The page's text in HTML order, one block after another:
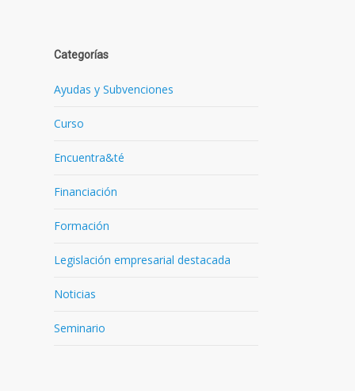
Categorías
Ayudas y Subvenciones
Curso
Encuentra&té
Financiación
Formación
Legislación empresarial destacada
Noticias
Seminario